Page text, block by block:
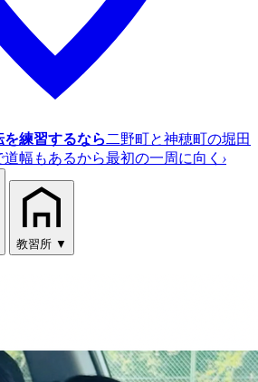
練習するなら 二野町と神穂町の堀田
幅もあるから最初の一周に向く ›
教習所 ▼